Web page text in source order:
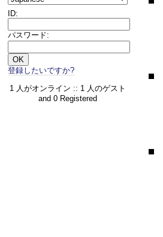
ID:
パスワード:
登録したいですか?
1 人がオンライン :: 1 人のゲスト
and 0 Registered